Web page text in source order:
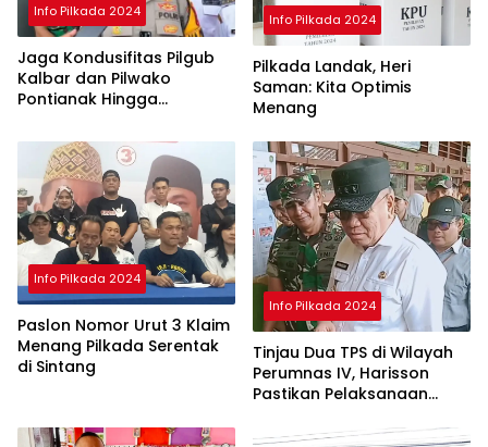
Info Pilkada 2024
Jaga Kondusifitas Pilgub
Kalbar dan Pilwako
Pontianak Hingga
Selesai
Info Pilkada 2024
Pilkada Landak, Heri
Saman: Kita Optimis
Menang
Info Pilkada 2024
Paslon Nomor Urut 3 Klaim
Menang Pilkada Serentak
di Sintang
Info Pilkada 2024
Tinjau Dua TPS di Wilayah
Perumnas IV, Harisson
Pastikan Pelaksanaan
Aman